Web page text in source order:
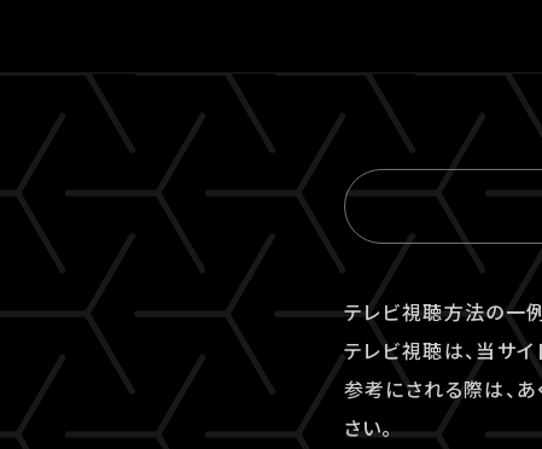
テレビ視聴⽅法の⼀
テレビ視聴は、当サ
参考にされる際は、
さい。